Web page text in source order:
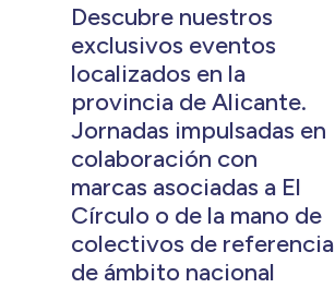
Descubre nuestros
exclusivos eventos
localizados en la
provincia de Alicante.
Jornadas impulsadas en
colaboración con
marcas asociadas a El
Círculo o de la mano de
colectivos de referencia
de ámbito nacional